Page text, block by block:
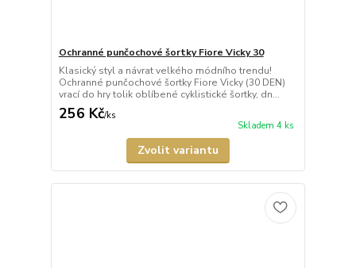
Ochranné punčochové šortky Fiore Vicky 30
Klasický styl a návrat velkého módního trendu!
Ochranné punčochové šortky Fiore Vicky (30 DEN)
vrací do hry tolik oblíbené cyklistické šortky, dn...
256 Kč/ks
Skladem 4 ks
Zvolit variantu